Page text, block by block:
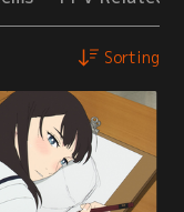
Sorting